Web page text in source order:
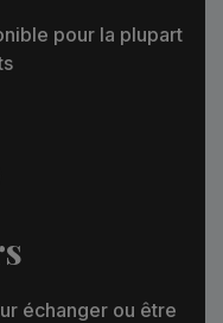
pour la plupart
échanger ou être